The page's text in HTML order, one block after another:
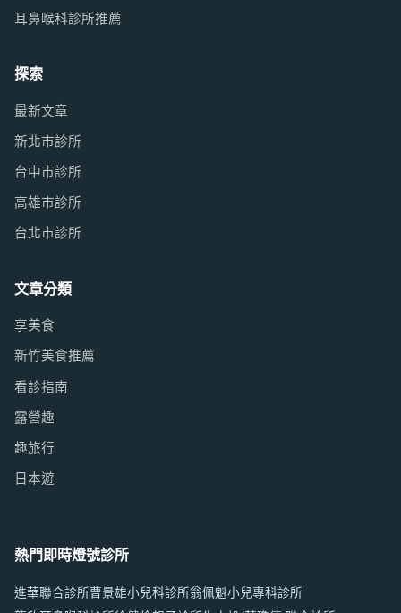
耳鼻喉科診所推薦
探索
最新文章
新北市診所
台中市診所
高雄市診所
台北市診所
文章分類
享美食
新竹美食推薦
看診指南
露營趣
趣旅行
日本遊
熱門即時燈號診所
進華聯合診所曹景雄小兒科診所翁佩魁小兒專科診所